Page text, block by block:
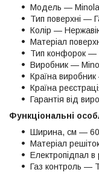
Модель — Minola
Тип поверхні —
Колір —
Матеріал
Тип конфорок —
Виробник —
Країна
Країна
Гарантія від
Функціональні
Ширина, см — 60
Матеріал
Електропідпал в
Газ контроль —